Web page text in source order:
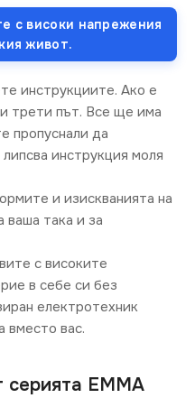
с високи напрежения
живот.
инструкциите. Ако е
трети път. Все ще има
пропуснали да
инструкция моля
и изискванията на
ваша така и за
с високите
в себе си без
електротехник
вместо вас.
серията EMMA